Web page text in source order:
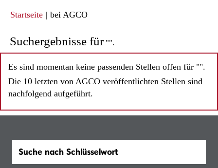
Startseite | bei AGCO(aktuelle
Suchergebnisse für"".
Es sind momentan keine passenden Stellen offen für "".
Die 10 letzten von AGCO veröffentlichten Stellen sind
nachfolgend aufgeführt.